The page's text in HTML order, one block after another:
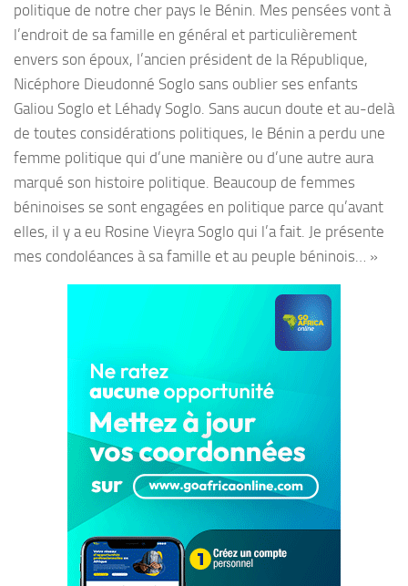
politique de notre cher pays le Bénin. Mes pensées vont à
l’endroit de sa famille en général et particulièrement
envers son époux, l’ancien président de la République,
Nicéphore Dieudonné Soglo sans oublier ses enfants
Galiou Soglo et Léhady Soglo. Sans aucun doute et au-delà
de toutes considérations politiques, le Bénin a perdu une
femme politique qui d’une manière ou d’une autre aura
marqué son histoire politique. Beaucoup de femmes
béninoises se sont engagées en politique parce qu’avant
elles, il y a eu Rosine Vieyra Soglo qui l’a fait. Je présente
mes condoléances à sa famille et au peuple béninois… »